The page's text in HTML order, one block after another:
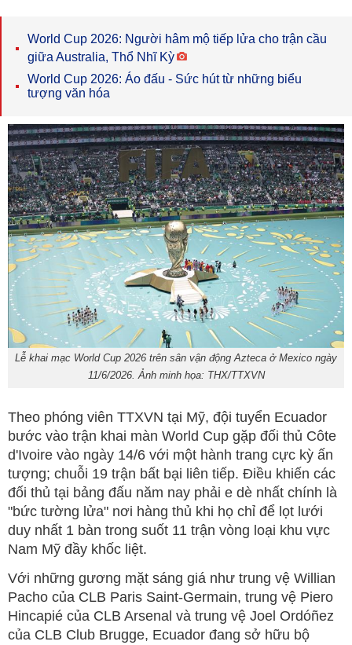
World Cup 2026: Người hâm mộ tiếp lửa cho trận cầu
giữa Australia, Thổ Nhĩ Kỳ
World Cup 2026: Áo đấu - Sức hút từ những biểu
tượng văn hóa
Lễ khai mạc World Cup 2026 trên sân vận động Azteca ở Mexico ngày
11/6/2026. Ảnh minh họa: THX/TTXVN
Theo phóng viên TTXVN tại Mỹ, đội tuyển Ecuador
bước vào trận khai màn World Cup gặp đối thủ Côte
d'Ivoire vào ngày 14/6 với một hành trang cực kỳ ấn
tượng; chuỗi 19 trận bất bại liên tiếp. Điều khiến các
đối thủ tại bảng đấu năm nay phải e dè nhất chính là
"bức tường lửa" nơi hàng thủ khi họ chỉ để lọt lưới
duy nhất 1 bàn trong suốt 11 trận vòng loại khu vực
Nam Mỹ đầy khốc liệt.
Với những gương mặt sáng giá như trung vệ Willian
Pacho của CLB Paris Saint-Germain, trung vệ Piero
Hincapié của CLB Arsenal và trung vệ Joel Ordóñez
của CLB Club Brugge, Ecuador đang sở hữu bộ